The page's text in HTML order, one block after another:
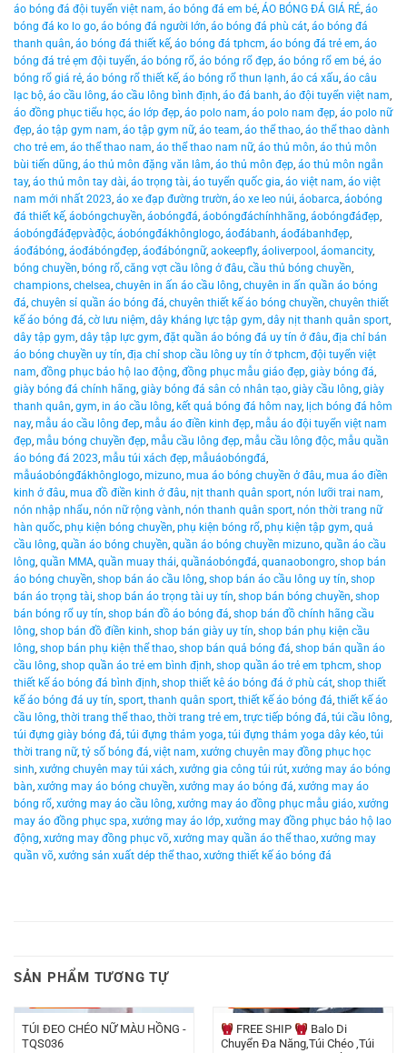
áo bóng đá đội tuyển việt nam, áo bóng đá em bé, ÁO BÓNG ĐÁ GIÁ RẺ, áo
bóng đá ko lo go, áo bóng đá người lớn, áo bóng đá phù cát, áo bóng đá
thanh quân, áo bóng đá thiết kế, áo bóng đá tphcm, áo bóng đá trẻ em, áo
bóng đá trẻ ẹm đội tuyển, áo bóng rổ, áo bóng rổ đẹp, áo bóng rổ em bé, áo
bóng rổ giá rẻ, áo bóng rổ thiết kế, áo bóng rổ thun lạnh, áo cá xấu, áo câu
lạc bộ, áo cầu lông, áo cầu lông bình định, áo đá banh, áo đội tuyển việt nam,
áo đồng phục tiểu học, áo lớp đẹp, áo polo nam, áo polo nam đẹp, áo polo nữ
đẹp, áo tập gym nam, áo tập gym nữ, áo team, áo thể thao, áo thể thao dành
cho trẻ em, áo thể thao nam, áo thể thao nam nữ, áo thủ môn, áo thủ môn
bùi tiến dũng, áo thủ môn đặng văn lâm, áo thủ môn đẹp, áo thủ môn ngắn
tay, áo thủ môn tay dài, áo trọng tài, áo tuyển quốc gia, áo việt nam, áo việt
nam mới nhất 2023, áo xe đạp đường trườn, áo xe leo núi, áobarca, áobóng
đá thiết kế, áobóngchuyền, áobóngđá, áobóngđáchínhhãng, áobóngđáđẹp,
áobóngđáđẹpvàđộc, áobóngđákhônglogo, áođábanh, áođábanhđẹp,
áođábóng, áođábóngđẹp, áođábóngnữ, aokeepfly, áoliverpool , áomancity,
bóng chuyền, bóng rổ, căng vợt cầu lông ở đâu, cầu thủ bóng chuyền,
champions, chelsea, chuyên in ấn áo cầu lông, chuyên in ấn quần áo bóng
đá, chuyên sỉ quần áo bóng đá, chuyên thiết kế áo bóng chuyền, chuyên thiết
kế áo bóng đá, cờ lưu niệm, dây kháng lực tập gym, dây nịt thanh quân sport,
dây tập gym, dây tập lực gym, đặt quần áo bóng đá uy tín ở đâu, địa chỉ bán
áo bóng chuyền uy tín, địa chỉ shop cầu lông uy tín ở tphcm, đội tuyển việt
nam, đồng phục bảo hộ lao động, đồng phục mẫu giáo đẹp, giày bóng đá,
giày bóng đá chính hãng, giày bóng đá sân cỏ nhân tạo, giày cầu lông, giày
thanh quân, gym, in áo cầu lông, kết quả bóng đá hôm nay, lịch bóng đá hôm
nay, mẫu áo cầu lông đep, mẫu áo điền kinh đẹp, mẫu áo đội tuyển việt nam
đẹp, mẫu bóng chuyền đẹp, mẫu cầu lông đẹp, mẫu cầu lông độc, mẫu quần
áo bóng đá 2023, mẫu túi xách đẹp, mẫuáobóngđá,
mẫuáobóngđákhônglogo, mizuno, mua áo bóng chuyền ở đâu, mua áo điền
kinh ở đâu, mua đồ điền kinh ở đâu, nịt thanh quân sport, nón lưỡi trai nam,
nón nhập nhẩu, nón nữ rộng vành, nón thanh quân sport, nón thời trang nữ
hàn quốc, phụ kiện bóng chuyền, phụ kiện bóng rổ, phụ kiện tập gym, quả
cầu lông, quần áo bóng chuyền, quần áo bóng chuyền mizuno, quần áo cầu
lông, quần MMA, quần muay thái, quầnáobóngđá, quanaobongro, shop bán
áo bóng chuyền, shop bán áo cầu lông, shop bán áo cầu lông uy tín, shop
bán áo trọng tài, shop bán áo trọng tài uy tín, shop bán bóng chuyền, shop
bán bóng rổ uy tín, shop bán đồ áo bóng đá, shop bán đồ chính hãng cầu
lông, shop bán đồ điền kinh, shop bán giày uy tín, shop bán phụ kiện cầu
lông, shop bán phụ kiện thể thao, shop bán quả bóng đá, shop bán quần áo
cầu lông, shop quần áo trẻ em bình định, shop quần áo trẻ em tphcm, shop
thiết kế áo bóng đá bình định, shop thiết kê áo bóng đá ở phù cát, shop thiết
kế áo bóng đá uy tín, sport, thanh quân sport, thiết kế áo bóng đá, thiết kế áo
cầu lông, thời trang thể thao, thời trang trẻ em, trực tiếp bóng đá, túi cầu lông,
túi đựng giày bóng đá, túi đựng thảm yoga, túi đựng thảm yoga dây kéo, túi
thời trang nữ, tỷ số bóng đá, việt nam, xưởng chuyên may đồng phục học
sinh, xưởng chuyên may túi xách, xưởng gia công túi rút, xưởng may áo bóng
bàn, xưởng may áo bóng chuyền, xưởng may áo bóng đá, xưởng may áo
bóng rổ, xưởng may áo cầu lông, xưởng may áo đồng phục mẫu giáo, xưởng
may áo đồng phục spa, xưởng may áo lớp, xưởng may đồng phục bảo hộ lao
động, xưởng may đồng phục võ, xưởng may quần áo thể thao, xưởng may
quần võ, xưởng sản xuất dép thể thao, xưởng thiết kế áo bóng đá
SẢN PHẨM TƯƠNG TỰ
TÚI ĐEO CHÉO NỮ MÀU HỒNG -
TQS036
FREE SHIP
Balo Di
Chuyển Đa Năng,Túi Chéo ,Túi